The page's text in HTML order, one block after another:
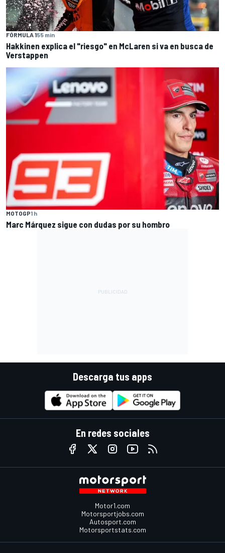
FÓRMULA 155 min
Hakkinen explica el "riesgo" en McLaren si va en busca de
Verstappen
MOTOGP1 h
Marc Márquez sigue con dudas por su hombro
Descarga tus apps
En redes sociales
Motor1.com
Motorsportjobs.com
Autosport.com
Motorsportstats.com